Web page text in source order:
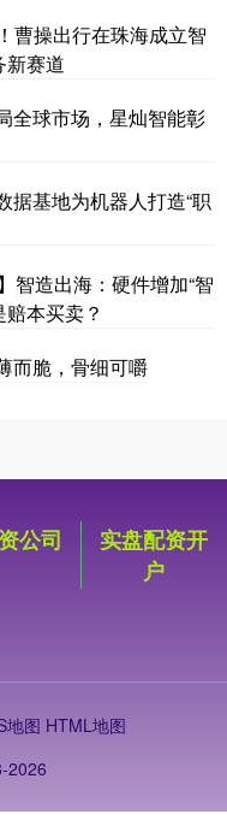
曹操出行在珠海成立智
新赛道
全球市场，星灿智能彰
据基地为机器人打造“职
智造出海：硬件增加“智
本买卖？
而脆，骨细可嚼
公司
实盘配资开
户
地图 HTML地图
2026